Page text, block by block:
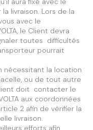
livraison. Lors de la
avec le
le Client devra
toutes difficultés
pourrait
nécessitant la location
ou de tout autre
doit contacter le
aux coordonnées
2 afin de vérifier la
livraison.
efforts afin